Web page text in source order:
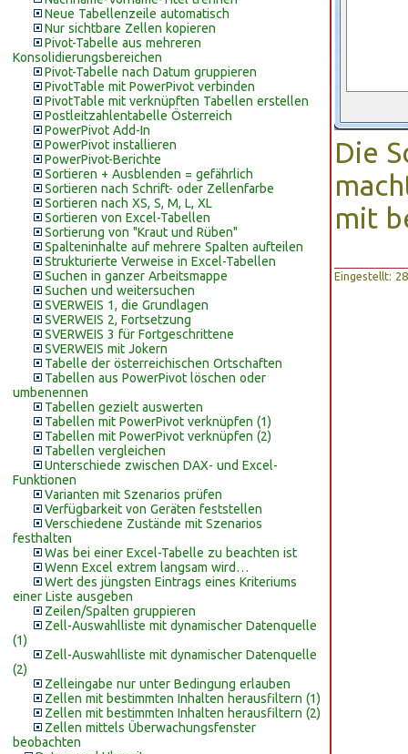
Neue Tabellenzeile automatisch
Nur sichtbare Zellen kopieren
Pivot-Tabelle aus mehreren
Konsolidierungsbereichen
Pivot-Tabelle nach Datum gruppieren
PivotTable mit PowerPivot verbinden
PivotTable mit verknüpften Tabellen erstellen
Postleitzahlentabelle Österreich
PowerPivot Add-In
PowerPivot installieren
PowerPivot-Berichte
Sortieren + Ausblenden = gefährlich
Sortieren nach Schrift- oder Zellenfarbe
Sortieren nach XS, S, M, L, XL
Sortieren von Excel-Tabellen
Sortierung von "Kraut und Rüben"
Spalteninhalte auf mehrere Spalten aufteilen
Strukturierte Verweise in Excel-Tabellen
Suchen in ganzer Arbeitsmappe
Suchen und weitersuchen
SVERWEIS 1, die Grundlagen
SVERWEIS 2, Fortsetzung
SVERWEIS 3 für Fortgeschrittene
SVERWEIS mit Jokern
Tabelle der österreichischen Ortschaften
Tabellen aus PowerPivot löschen oder
umbenennen
Tabellen gezielt auswerten
Tabellen mit PowerPivot verknüpfen (1)
Tabellen mit PowerPivot verknüpfen (2)
Tabellen vergleichen
Unterschiede zwischen DAX- und Excel-
Funktionen
Varianten mit Szenarios prüfen
Verfügbarkeit von Geräten feststellen
Verschiedene Zustände mit Szenarios
festhalten
Was bei einer Excel-Tabelle zu beachten ist
Wenn Excel extrem langsam wird…
Wert des jüngsten Eintrags eines Kriteriums
einer Liste ausgeben
Zeilen/Spalten gruppieren
Zell-Auswahlliste mit dynamischer Datenquelle
(1)
Zell-Auswahlliste mit dynamischer Datenquelle
(2)
Zelleingabe nur unter Bedingung erlauben
Zellen mit bestimmten Inhalten herausfiltern (1)
Zellen mit bestimmten Inhalten herausfiltern (2)
Zellen mittels Überwachungsfenster
beobachten
Die
mit
Eingestellt: